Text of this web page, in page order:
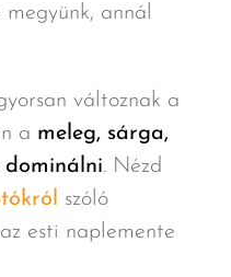
annál
változnak a
a meleg, sárga,
dominálni. Nézd
szóló
esti naplemente